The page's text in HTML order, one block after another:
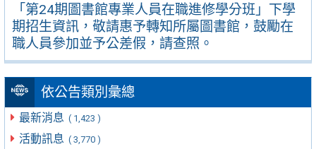
「第24期圖書館專業人員在職進修學分班」下學
期招生資訊，敬請惠予轉知所屬圖書館，鼓勵在
職人員參加並予公差假，請查照。
依公告類別彙總
最新消息 ( 1,423 )
活動訊息 ( 3,770 )